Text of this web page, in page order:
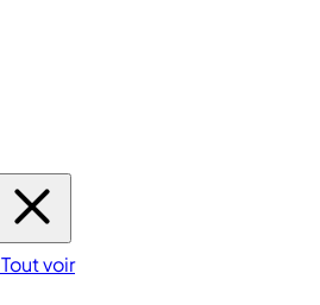
Tout voir